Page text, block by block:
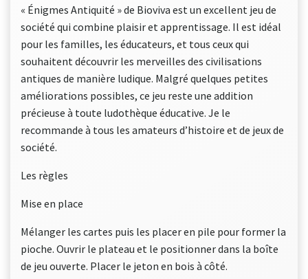
« Énigmes Antiquité » de Bioviva est un excellent jeu de
société qui combine plaisir et apprentissage. Il est idéal
pour les familles, les éducateurs, et tous ceux qui
souhaitent découvrir les merveilles des civilisations
antiques de manière ludique. Malgré quelques petites
améliorations possibles, ce jeu reste une addition
précieuse à toute ludothèque éducative. Je le
recommande à tous les amateurs d’histoire et de jeux de
société.
Les règles
Mise en place
Mélanger les cartes puis les placer en pile pour former la
pioche. Ouvrir le plateau et le positionner dans la boîte
de jeu ouverte. Placer le jeton en bois à côté.